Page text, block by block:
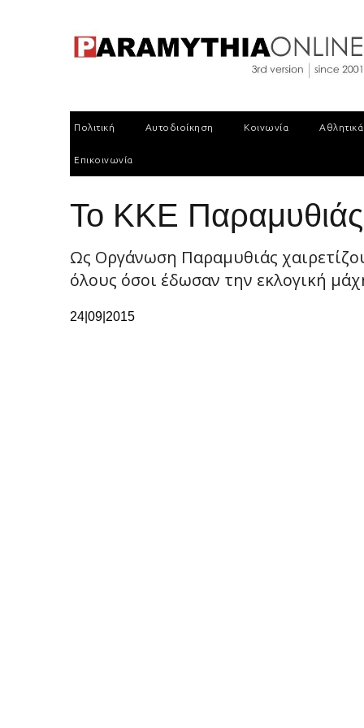
Πολιτική Αυτοδιοίκηση Κοινωνία Αθλητικά
Επικοινωνία
To KKE
Ως Οργάνωση Παραμυθιάς
όλους όσοι έδωσαν την εκλογική
24|09|2015